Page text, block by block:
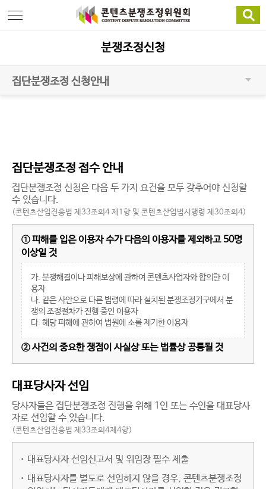
분쟁조정신청
집단분쟁조정 신청안내
집단분쟁조정 접수 안내
집단분쟁조정 신청은 다음 두 가지 요건을 모두 갖추어야 신청할
수 있습니다.
(콘텐츠산업진흥법 제33조의4 제1항 및 콘텐츠산업법시행령 제30조의4)
① 피해를 입은 이용자 수가 다음의 이용자를 제외하고 50명
이상일 것
가. 분쟁해결이나 피해보상에 관하여 콘텐츠사업자와 합의한 이
용자
나. 같은 사안으로 다른 법령에 따라 설치된 분쟁조정기구에서 분
쟁의 조정절차가 진행 중인 이용자
다. 해당 피해에 관하여 법원에 소를 제기한 이용자
② 사건의 중요한 쟁점이 사실상 또는 법률상 공통될 것
대표당사자 선임
당사자들은 집단분쟁조정 진행을 위해 1인 또는 수인을 대표당사
자로 선임할 수 있습니다.
(콘텐츠산업진흥법 제33조의4제4항)
대표당사자 선임신고서 및 위임장 필수 제출
대표당사자를 별도로 선임하지 않을 경우, 콘텐츠분쟁조정